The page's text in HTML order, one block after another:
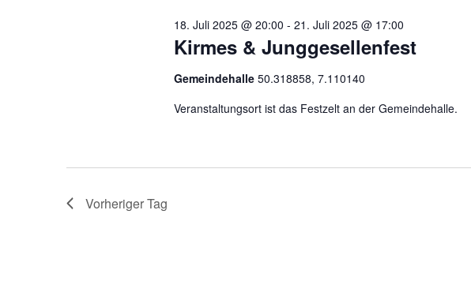
Kirmes & Junggesellenfest
18. Juli 2025 @ 20:00 - 21. Juli 2025 @ 17:00
Gemeindehalle 50.318858, 7.110140
Veranstaltungsort ist das Festzelt an der Gemeindehalle.
Vorheriger Tag